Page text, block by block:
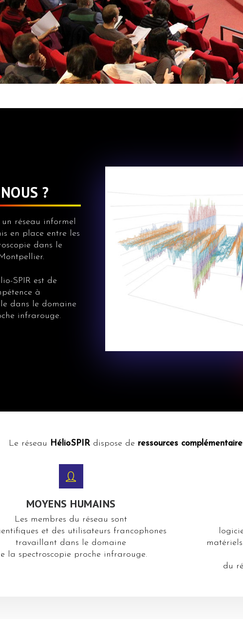
?
réseau informel
en place entre les
dans le
SPIR est de
à
dans le domaine
infrarouge.
Le réseau HélioSPIR dispose de ressources
MOYENS HUMAINS
Les membres du réseau sont
et des utilisateurs francophones
travaillant dans le domaine
la spectroscopie proche infrarouge.
du